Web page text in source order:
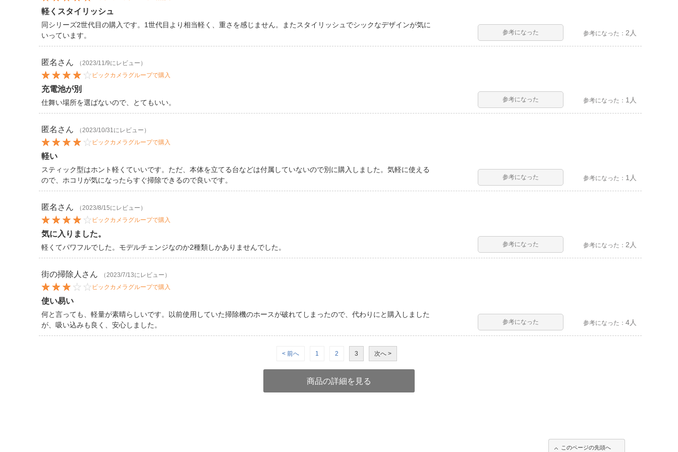
軽くスタイリッシュ
同シリーズ2世代目の購入です。1世代目より相当軽く、重さを感じません。またスタイリッシュでシックなデザインが気に
いっています。
参考になった 参考になった： 2人
匿名 さん
（2023/11/9にレビュー）
ビックカメラグループで購入
充電池が別
仕舞い場所を選ばないので、とてもいい。 参考になった 参考になった： 1人
匿名 さん
（2023/10/31にレビュー）
ビックカメラグループで購入
軽い
スティック型はホント軽くていいです。ただ、本体を立てる台などは付属していないので別に購入しました。気軽に使える
ので、ホコリが気になったらすぐ掃除できるので良いです。
参考になった 参考になった： 1人
匿名 さん
（2023/8/15にレビュー）
ビックカメラグループで購入
気に入りました。
軽くてパワフルでした。モデルチェンジなのか2種類しかありませんでした。 参考になった 参考になった： 2人
街の掃除人 さん
（2023/7/13にレビュー）
ビックカメラグループで購入
使い易い
何と言っても、軽量が素晴らしいです。以前使用していた掃除機のホースが破れてしまったので、代わりにと購入しました
が、吸い込みも良く、安心しました。
参考になった 参考になった： 4人
< 前へ 1 2 3 次へ >
商品の詳細を見る
このページの先頭へ
このページの先頭へ